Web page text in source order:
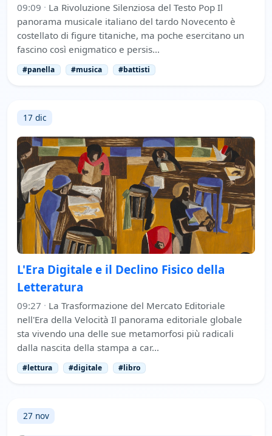
09:09 · La Rivoluzione Silenziosa del Testo Pop Il
panorama musicale italiano del tardo Novecento è
costellato di figure titaniche, ma poche esercitano un
fascino così enigmatico e persis…
#panella #musica #battisti
17 dic
L'Era Digitale e il Declino Fisico della
Letteratura
09:27 · La Trasformazione del Mercato Editoriale
nell'Era della Velocità Il panorama editoriale globale
sta vivendo una delle sue metamorfosi più radicali
dalla nascita della stampa a car…
#lettura #digitale #libro
27 nov